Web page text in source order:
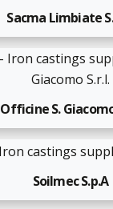
Sacma Limbiate
Officine S.
Soilmec S.p.A